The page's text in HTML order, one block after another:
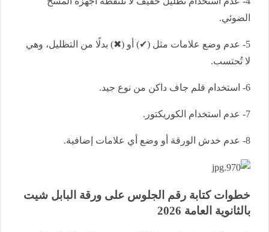
الضوئي.
5- عدم وضع علامات مثل (✔) أو (✖) بدلًا من التظليل، وهي
لا تُحتسب.
6- استخدام قلم جاف داكن من نوع جيد.
7- عدم استخدام الكوريكتور.
8- عدم خدش الورقة أو وضع أي علامات إضافية.
خطوات كتابة رقم الجلوس على ورقة البابل شيت
بالثانوية العامة 2026